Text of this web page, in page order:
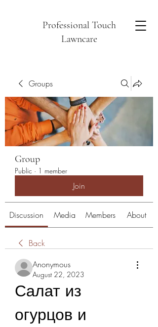
Professional Touch
Lawncare
Groups
Group
Public · 1 member
Join
Discussion Media Members About
Back
Anonymous
August 22, 2023
Салат из
огурцов и